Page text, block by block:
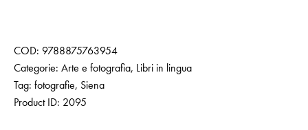
COD: 9788875763954
Categorie: Arte e fotografia, Libri in lingua
Tag: fotografie, Siena
Product ID: 2095